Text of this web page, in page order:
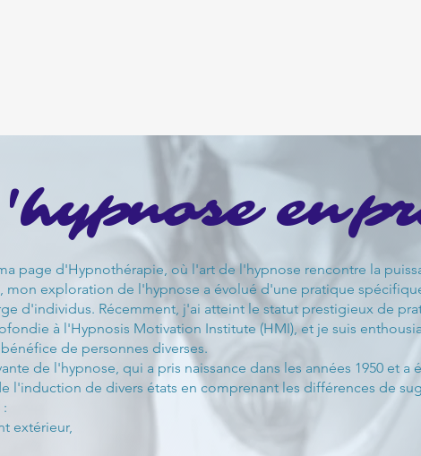
en
page d'Hypnothérapie, où l'art de l'hypnose rencontre la
mon exploration de l'hypnose a évolué d'une pratique
d'individus. Récemment, j'ai atteint le statut prestigieux de
à l'Hypnosis Motivation Institute (HMI), et je suis
de personnes diverses.
de l'hypnose, qui a pris naissance dans les années 1950 et a
l'induction de divers états en comprenant les différences de
extérieur,